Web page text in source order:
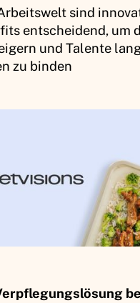
sind
entscheidend, um
und Talente
zu binden